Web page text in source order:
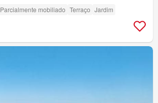
Parcialmente mobiliado Terraço Jardim